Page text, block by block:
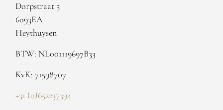
Dorpstraat 5
6093EA
Heythuysen
BTW: NL001119697B33
KvK: 71598707
+31 (0)652237394